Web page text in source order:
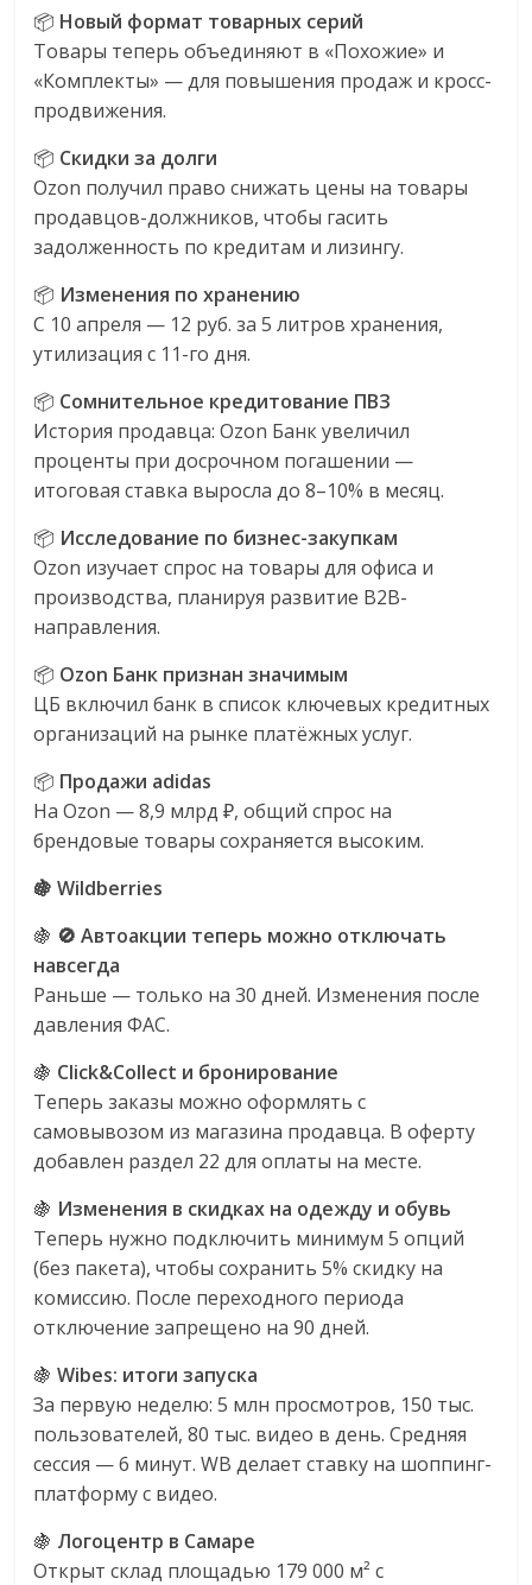
📦 Новый формат товарных серий
Товары теперь объединяют в «Похожие» и
«Комплекты» — для повышения продаж и кросс-
продвижения.
📦 Скидки за долги
Ozon получил право снижать цены на товары
продавцов-должников, чтобы гасить
задолженность по кредитам и лизингу.
📦 Изменения по хранению
С 10 апреля — 12 руб. за 5 литров хранения,
утилизация с 11-го дня.
📦 Сомнительное кредитование ПВЗ
История продавца: Ozon Банк увеличил
проценты при досрочном погашении —
итоговая ставка выросла до 8–10% в месяц.
📦 Исследование по бизнес-закупкам
Ozon изучает спрос на товары для офиса и
производства, планируя развитие B2B-
направления.
📦 Ozon Банк признан значимым
ЦБ включил банк в список ключевых кредитных
организаций на рынке платёжных услуг.
📦 Продажи adidas
На Ozon — 8,9 млрд ₽, общий спрос на
брендовые товары сохраняется высоким.
🍇 Wildberries
🍇 🚫Автоакции теперь можно отключать
навсегда
Раньше — только на 30 дней. Изменения после
давления ФАС.
🍇 Click&Collect и бронирование
Теперь заказы можно оформлять с
самовывозом из магазина продавца. В оферту
добавлен раздел 22 для оплаты на месте.
🍇 Изменения в скидках на одежду и обувь
Теперь нужно подключить минимум 5 опций
(без пакета), чтобы сохранить 5% скидку на
комиссию. После переходного периода
отключение запрещено на 90 дней.
🍇Wibes: итоги запуска
За первую неделю: 5 млн просмотров, 150 тыс.
пользователей, 80 тыс. видео в день. Средняя
сессия — 6 минут. WB делает ставку на шоппинг-
платформу с видео.
🍇 Логоцентр в Самаре
Открыт склад площадью 179 000 м² с